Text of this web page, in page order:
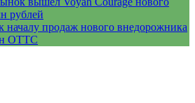
рублей
началу продаж нового внедорожника
ОТТС